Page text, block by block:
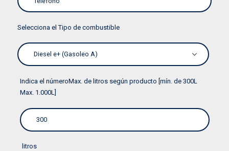
Selecciona el Tipo de combustible
Indica el númeroMax. de litros según producto [mín. de 300L
Max. 1.000L]
litros